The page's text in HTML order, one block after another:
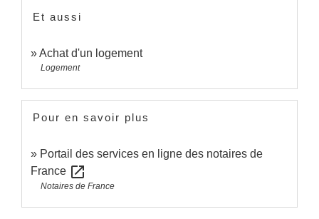
Et aussi
Achat d'un logement
Logement
Pour en savoir plus
Portail des services en ligne des notaires de
France open_in_new
Notaires de France